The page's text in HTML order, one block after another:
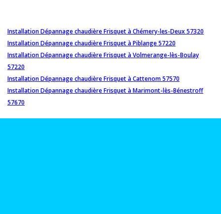
Installation Dépannage chaudière Frisquet à Chémery-les-Deux 57320
Installation Dépannage chaudière Frisquet à Piblange 57220
Installation Dépannage chaudière Frisquet à Volmerange-lès-Boulay
57220
Installation Dépannage chaudière Frisquet à Cattenom 57570
Installation Dépannage chaudière Frisquet à Marimont-lès-Bénestroff
57670